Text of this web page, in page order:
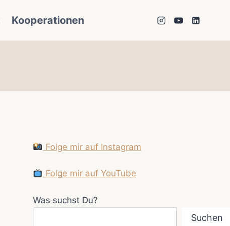
Kooperationen
Folge mir auf Instagram
Folge mir auf YouTube
Was suchst Du?
Suchen